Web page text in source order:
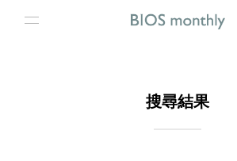
搜尋結果